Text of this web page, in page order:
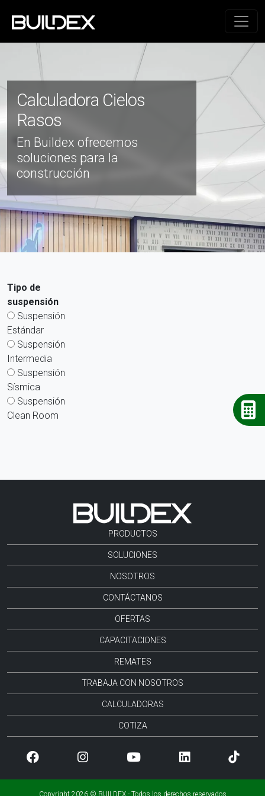
Calculadora Cielos
Rasos
En Buildex ofrecemos
soluciones para la
construcción
Tipo de
suspensión
Suspensión
Estándar
Suspensión
Intermedia
Suspensión
Sísmica
Suspensión
Clean Room
PRODUCTOS
SOLUCIONES
NOSOTROS
CONTÁCTANOS
OFERTAS
CAPACITACIONES
REMATES
TRABAJA CON NOSOTROS
CALCULADORAS
COTIZA
Copyright 2026 © BUILDEX - Todos los derechos reservados